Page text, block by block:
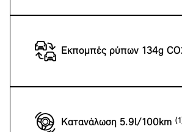
Εκπομπές ρύπων 134g
Κατανάλωση 5.9l/100km